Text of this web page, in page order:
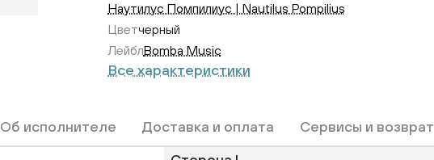
Наутилус Помпилиус | Nautilus Pompilius
Цветчерный
ЛейблBomba Music
Все характеристики
Об исполнителе Доставка и оплата Сервисы и возврат